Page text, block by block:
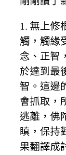
1. 無上修
觸，觸緣
念、正智
於達到最
智。這邊
會抓取，
逃離，佛
瞋，保持
果翻譯成